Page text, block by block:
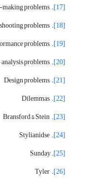
[17]
. Decision-making problems
[18]
. Troubleshooting problems
[19]
. Strategic performance problems
[20]
. Case- analysis problems
[21]
. Design problems
[22]
. Dilemmas
[23]
. Bransford & Stein
[24]
. Stylianidse
[25]
. Sunday
[26]
. Tyler